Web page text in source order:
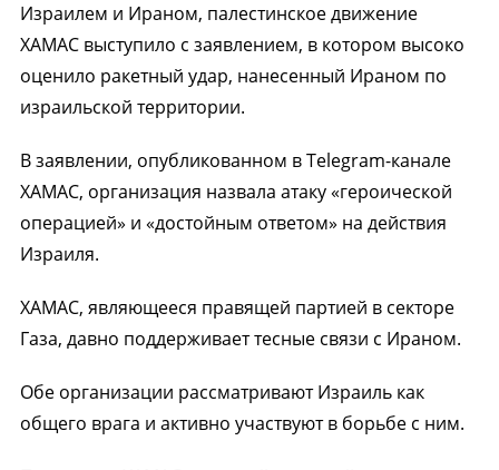
Израилем и Ираном, палестинское движение
ХАМАС выступило с заявлением, в котором высоко
оценило ракетный удар, нанесенный Ираном по
израильской территории.
В заявлении, опубликованном в Telegram-канале
ХАМАС, организация назвала атаку «героической
операцией» и «достойным ответом» на действия
Израиля.
ХАМАС, являющееся правящей партией в секторе
Газа, давно поддерживает тесные связи с Ираном.
Обе организации рассматривают Израиль как
общего врага и активно участвуют в борьбе с ним.